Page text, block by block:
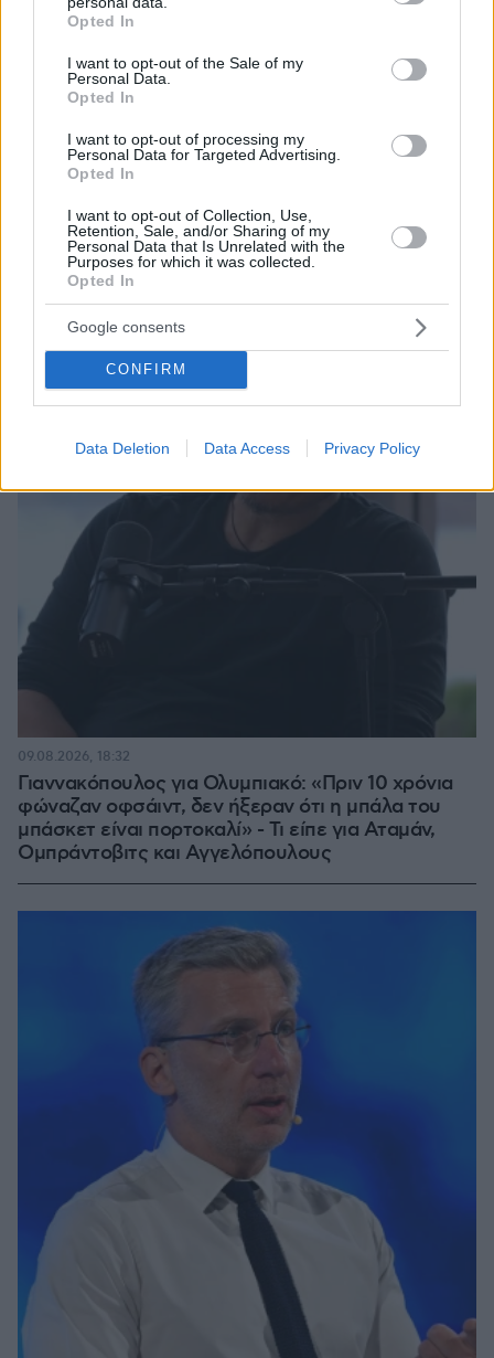
grant or deny consent to Google and its third-party tags to
use your data for below specified purposes in below Google
consent section.
Opted In
I want to opt-out of the Sale of my
Personal Data.
Opted In
I want to opt-out of processing my
Personal Data for Targeted Advertising.
Opted In
I want to opt-out of Collection, Use,
Retention, Sale, and/or Sharing of my
Personal Data that Is Unrelated with the
Purposes for which it was collected.
Opted In
Google consents
CONFIRM
Data Deletion Data Access Privacy Policy
Ελπίδα για τη Δημοκρατία: Νέα αποχώρηση με αιχμές
για «απολυταρχικά προσωποπαγές διευθυντήριο
Καρυστιανού - Γρατσία»
πριν 39 λεπτά
ΔΕΙΤΕ ΟΛΕΣ ΤΙΣ ΕΙΔΗΣΕΙΣ
ΤΑ ΠΙΟ ΔΗΜΟΦΙΛΗ
Γιαννακόπουλος για Ολυμπιακό: «Πριν 10 χρόνια
φώναζαν οφσάιντ, δεν ήξεραν ότι η μπάλα του
μπάσκετ είναι πορτοκαλί» - Τι είπε για Αταμάν,
Ομπράντοβιτς και Αγγελόπουλους
09.08.2026, 18:32